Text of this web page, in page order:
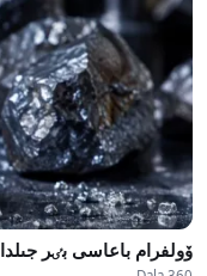
ۆولفرام باعاسى بٸر جىلدا 622 پايىز قىمباتتادى